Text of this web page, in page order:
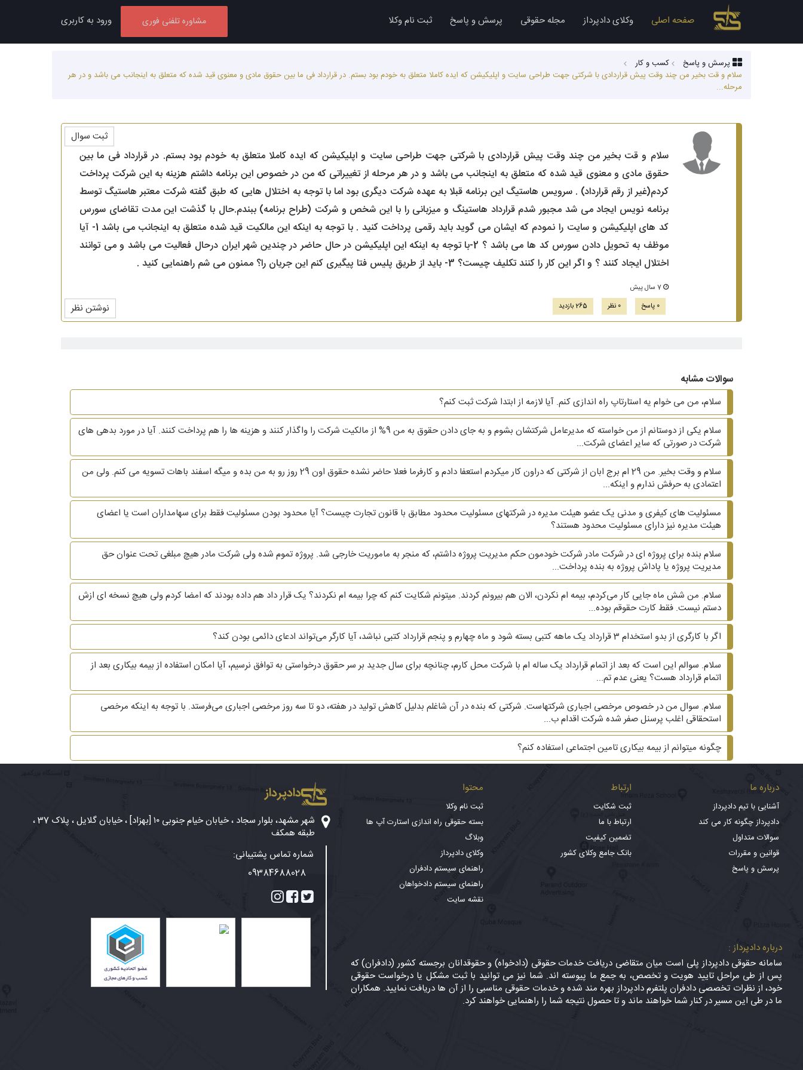
صفحه اصلی وکلای دادپرداز مجله حقوقی پرسش و پاسخ ثبت نام وکلا مشاوره تلفنی فوری ورود به کاربری
پرسش و پاسخ
کسب‌ و کار
سلام و قت بخیر من چند وقت پیش قراردادی با شرکتی جهت طراحی سایت و اپلیکیشن که ایده کاملا متعلق به خودم بود بستم. در قرارداد فی ما بین حقوق مادی و معنوی قید شده که متعلق به اینجانب می باشد و در هر
مرحله...
سلام و قت بخیر من چند وقت پیش قراردادی با شرکتی جهت طراحی سایت و اپلیکیشن که ایده کاملا متعلق به خودم بود بستم. در قرارداد فی ما بین
حقوق مادی و معنوی قید شده که متعلق به اینجانب می باشد و در هر مرحله از تغییراتی که من در خصوص این برنامه داشتم هزینه به این شرکت پرداخت
کردم(غیر از رقم قرارداد) . سرویس هاستیگ این برنامه قبلا به عهده شرکت دیگری بود اما با توجه به اختلال هایی که طبق گفته شرکت معتبر هاستیگ توسط
برنامه نویس ایجاد می شد مجبور شدم قرارداد هاستینگ و میزبانی را با این شخص و شرکت (طراح برنامه) ببندم.حال با گذشت این مدت تقاضای سورس
کد های اپلیکیشن و سایت را نمودم که ایشان می گوید باید رقمی پرداخت کنید . با توجه به اینکه این مالکیت قید شده متعلق به اینجانب می باشد 1- آیا
موظف به تحویل دادن سورس کد ها می باشد ؟ 2-با توجه به اینکه این اپلیکیشن در حال حاضر در چندین شهر ایران درحال فعالیت می باشد و می توانند
اختلال ایجاد کنند ؟ و اگر این کار را کنند تکلیف چیست؟ 3- باید از طریق پلیس فتا پیگیری کنم این جریان را؟ ممنون می شم راهنمایی کنید .
7 سال پیش
0 پاسخ
0 نظر 265 بازدید نوشتن نظر
ثبت سوال
سوالات مشابه
سلام، من می خوام یه استارتاپ راه اندازی کنم. آیا لازمه از ابتدا شرکت ثبت کنم؟
سلام یکی از دوستانم از من خواسته که مدیرعامل شرکتشان بشوم و به جای دادن حقوق به من 9% از مالکیت شرکت را واگذار کنند و هزینه ها را هم پرداخت کنند. آیا در مورد بدهی های
شرکت در صورتی که سایر اعضای شرکت...
سلام و وقت بخیر. من 29 ام برج ابان از شرکتی که دراون کار میکردم استعفا دادم و کارفرما فعلا حاضر نشده حقوق اون 29 روز رو به من بده و میگه اسفند باهات تسویه می کنم. ولی من
اعتمادی به حرفش ندارم و اینکه...
مسئولیت های کیفری و مدنی یک عضو هیئت مدیره در شرکتهای مسئولیت محدود مطابق با قانون تجارت چیست؟ آیا محدود بودن مسئولیت فقط برای سهامداران است یا اعضای
هیئت مدیره نیز دارای مسئولیت محدود هستند؟
سلام بنده برای پروژه ای در شرکت مادر شرکت خودمون حکم مدیریت پروژه داشتم، که منجر به ماموریت خارجی شد. پروژه تموم شده ولی شرکت مادر هیچ مبلغی تحت عنوان حق
مدیریت پروژه یا پاداش پروژه به بنده پرداخت...
سلام. من شش ماه جایی کار می‌کردم، بیمه ام نکردن، الان هم بیرونم کردند. میتونم شکایت کنم که چرا بیمه ام نکردند؟ یک قرار داد هم داده بودند که امضا کردم ولی هیچ نسخه ای ازش
دستم نیست. فقط کارت حقوقم بوده...
اگر با کارگری از بدو استخدام 3 قرارداد یک ماهه کتبی بسته شود و ماه چهارم و پنجم قرارداد کتبی نباشد، آیا کارگر می‌تواند ادعای دائمی بودن کند؟
سلام. سوالم این است که بعد از اتمام قرارداد یک ساله ام با شرکت محل کارم، چنانچه برای سال جدید بر سر حقوق درخواستی به توافق نرسیم، آیا امکان استفاده از بیمه بیکاری بعد از
اتمام قرارداد هست؟ یعنی عدم تم...
سلام. سوال من در خصوص مرخصی اجباری شرکتهاست. شرکتی که بنده در آن شاغلم بدلیل کاهش تولید در هفته، دو تا سه روز مرخصی اجباری می‌فرستد. با توجه به اینکه مرخصی
استحقاقی اغلب پرسنل صفر شده شرکت اقدام ب...
چگونه میتوانم از بیمه بیکاری تامین اجتماعی استفاده کنم؟
درباره ما
آشنایی با تیم دادپرداز
دادپرداز چگونه کار می کند
سوالات متداول
قوانین و مقررات
پرسش و پاسخ
ارتباط
ثبت شکایت
ارتباط با ما
تضمین کیفیت
بانک جامع وکلای کشور
محتوا
ثبت نام وکلا
بسته حقوقی راه اندازی استارت آپ ها
وبلاگ
وکلای دادپرداز
راهنمای سیستم دادفران
راهنمای سیستم دادخواهان
نقشه سایت
درباره دادپرداز :
سامانه حقوقی دادپرداز پلی است میان متقاضی دریافت خدمات حقوقی (دادخواه) و حقوقدانان برجسته کشور (دادفران) که
پس از طی مراحل تایید هویت و تخصص، به جمع ما پیوسته اند. شما نیز می توانید با ثبت مشکل یا درخواست حقوقی
خود، از نظرات تخصصی دادفران پلتفرم دادپرداز بهره مند شده و خدمات حقوقی مناسبی را از آن ها دریافت نمایید. همکاران
ما در طی این مسیر در کنار شما خواهند ماند و تا حصول نتیجه شما را راهنمایی خواهند کرد.
دادپرداز
شهر مشهد، بلوار سجاد ، خیابان خیام جنوبی ۱۰ [بهزاد] ، خیابان گلایل ، پلاک 37 ،
طبقه همکف
شماره تماس پشتیبانی:
09384688028